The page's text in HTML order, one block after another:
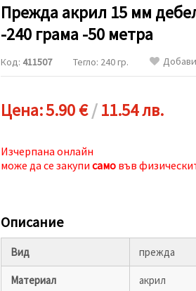
Прежда акрил 15 мм
-240 грама -50 метра
Код: 411507 Тегло: 240 гр.
Цена:5.90 €/11.54 лв.
Изчерпана онлайн
може да се закупи само във
Описание
Вид прежда
Материал акрил